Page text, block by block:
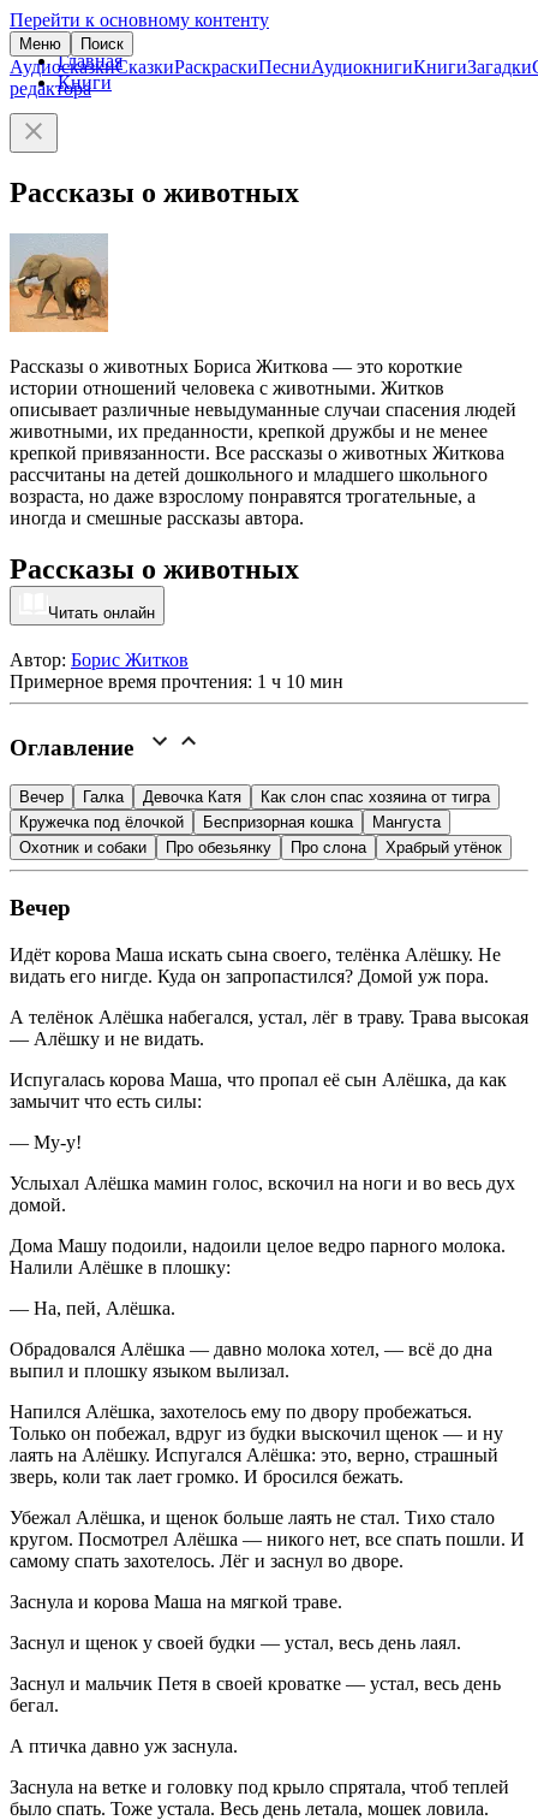
Перейти к основному контенту
Меню Поиск
АудиосказкиСказкиРаскраскиПесниАудиокнигиКнигиЗагадки
редактора
Главная
Книги
Рассказы о животных
Рассказы о животных Бориса Житкова — это короткие
истории отношений человека с животными. Житков
описывает различные невыдуманные случаи спасения людей
животными, их преданности, крепкой дружбы и не менее
крепкой привязанности. Все рассказы о животных Житкова
рассчитаны на детей дошкольного и младшего школьного
возраста, но даже взрослому понравятся трогательные, а
иногда и смешные рассказы автора.
Рассказы о животных
Читать онлайн
Автор: Борис Житков
Примерное время прочтения: 1 ч 10 мин
Оглавление
Вечер Галка Девочка Катя
Как слон спас хозяина от тигра
Кружечка под ёлочкой
Беспризорная кошка
Мангуста
Охотник и собаки
Про обезьянку Про слона Храбрый утёнок
Вечер
Идёт корова Маша искать сына своего, телёнка Алёшку. Не
видать его нигде. Куда он запропастился? Домой уж пора.
А телёнок Алёшка набегался, устал, лёг в траву. Трава высокая
— Алёшку и не видать.
Испугалась корова Маша, что пропал её сын Алёшка, да как
замычит что есть силы:
— Му-у!
Услыхал Алёшка мамин голос, вскочил на ноги и во весь дух
домой.
Дома Машу подоили, надоили целое ведро парного молока.
Налили Алёшке в плошку:
— На, пей, Алёшка.
Обрадовался Алёшка — давно молока хотел, — всё до дна
выпил и плошку языком вылизал.
Напился Алёшка, захотелось ему по двору пробежаться.
Только он побежал, вдруг из будки выскочил щенок — и ну
лаять на Алёшку. Испугался Алёшка: это, верно, страшный
зверь, коли так лает громко. И бросился бежать.
Убежал Алёшка, и щенок больше лаять не стал. Тихо стало
кругом. Посмотрел Алёшка — никого нет, все спать пошли. И
самому спать захотелось. Лёг и заснул во дворе.
Заснула и корова Маша на мягкой траве.
Заснул и щенок у своей будки — устал, весь день лаял.
Заснул и мальчик Петя в своей кроватке — устал, весь день
бегал.
А птичка давно уж заснула.
Заснула на ветке и головку под крыло спрятала, чтоб теплей
было спать. Тоже устала. Весь день летала, мошек ловила.